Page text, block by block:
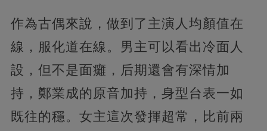
作為古偶來說，做到了主演人均顏值在
線，服化道在線。男主可以看出冷面人
設，但不是面癱，后期還會有深情加
持，鄭業成的原音加持，身型台表一如
既往的穩。女主這次發揮超常，比前兩